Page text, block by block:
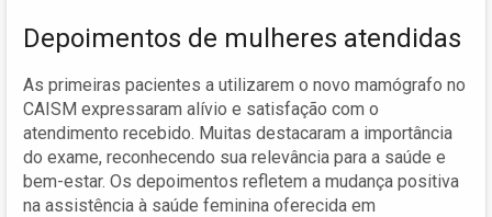
Depoimentos de mulheres atendidas
As primeiras pacientes a utilizarem o novo mamógrafo no
CAISM expressaram alívio e satisfação com o
atendimento recebido. Muitas destacaram a importância
do exame, reconhecendo sua relevância para a saúde e
bem-estar. Os depoimentos refletem a mudança positiva
na assistência à saúde feminina oferecida em